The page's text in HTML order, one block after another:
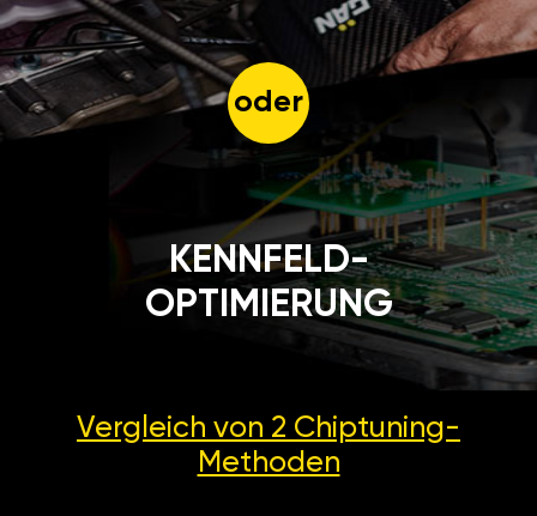
oder
KENNFELD-
OPTIMIERUNG
Vergleich von 2 Chiptuning-
Methoden